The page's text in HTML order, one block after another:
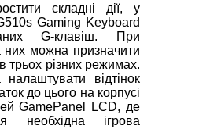
складні дії, у
Gaming Keyboard
G-клавіш. При
них можна призначити
трьох різних режимах.
відтінок
до цього на корпусі
GamePanel LCD, де
необхідна ігрова